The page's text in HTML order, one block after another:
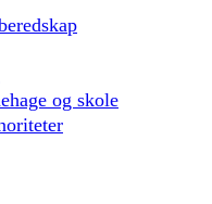
og skole